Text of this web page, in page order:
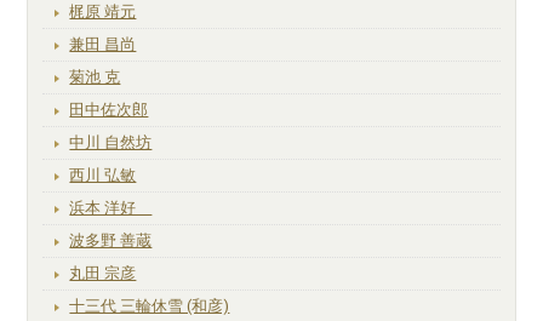
梶原 靖元
兼田 昌尚
菊池 克
田中佐次郎
中川 自然坊
西川 弘敏
浜本 洋好
波多野 善蔵
丸田 宗彦
十三代 三輪休雪 (和彦)